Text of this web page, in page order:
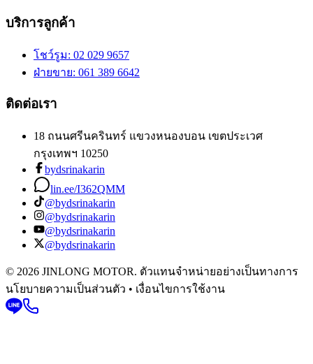
บริการลูกค้า
โชว์รูม: 02 029 9657
ฝ่ายขาย: 061 389 6642
ติดต่อเรา
18 ถนนศรีนครินทร์ แขวงหนองบอน เขตประเวศ
กรุงเทพฯ 10250
bydsrinakarin
lin.ee/I362QMM
@bydsrinakarin
@bydsrinakarin
@bydsrinakarin
@bydsrinakarin
© 2026 JINLONG MOTOR. ตัวแทนจำหน่ายอย่างเป็นทางการ
นโยบายความเป็นส่วนตัว • เงื่อนไขการใช้งาน